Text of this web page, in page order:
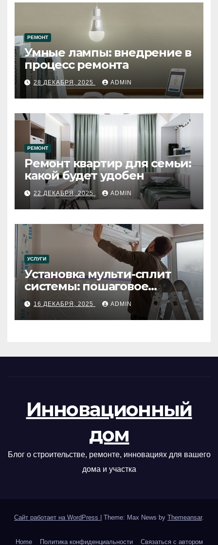
РЕМОНТ
Умные лампы: внедрение в
процесс ремонта
28 ДЕКАБРЯ, 2025 ADMIN
РЕМОНТ
Ремонт квартир для семьи:
какой будет удобен
22 ДЕКАБРЯ, 2025 ADMIN
УСЛУГИ
Установка мульти-сплит
системы: пошаговое
руководство
16 ДЕКАБРЯ, 2025 ADMIN
Инновационный
дом
Блог о строительстве, ремонте, инновациях для вашего
дома и участка
Сайт работает на WordPress Theme: Max News by Themeansar.
Home Политика конфиденциальности Связаться с автором